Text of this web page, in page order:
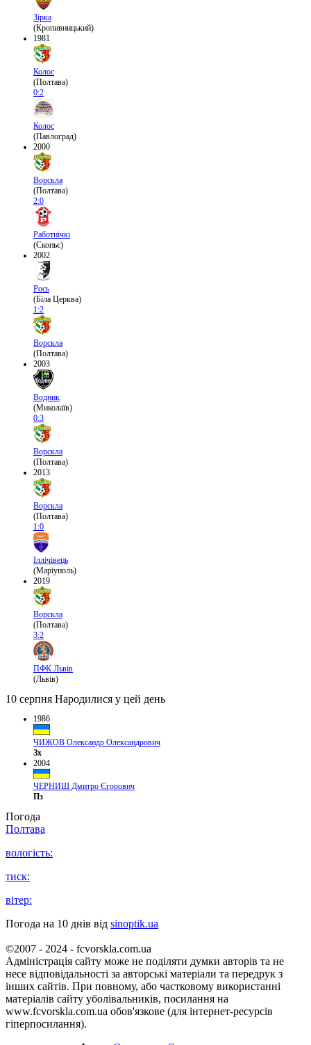
Зірка
(Кропивницький)
1981
Колос
(Полтава)
0:2
Колос
(Павлоград)
2000
Ворскла
(Полтава)
2:0
Работнічкі
(Скопьє)
2002
Рось
(Біла Церква)
1:2
Ворскла
(Полтава)
2003
Водник
(Миколаїв)
0:3
Ворскла
(Полтава)
2013
Ворскла
(Полтава)
1:0
Іллічівець
(Маріуполь)
2019
Ворскла
(Полтава)
3:2
ПФК Львів
(Львів)
10 серпня Народилися у цей день
1986
ЧИЖОВ Олександр Олександрович
Зх
2004
ЧЕРНИШ Дмитро Єгорович
Пз
Погода
Полтава
вологість:
тиск:
вітер:
Погода на 10 днів від sinoptik.ua
©2007 - 2024 - fcvorskla.com.ua
Адміністрація сайту може не поділяти думки авторів та не
несе відповідальності за авторські матеріали та передрук з
інших сайтів. При повному, або частковому використанні
матеріалів сайту уболівальників, посилання на
www.fcvorskla.com.ua обов'язкове (для інтернет-ресурсів
гіперпосилання).